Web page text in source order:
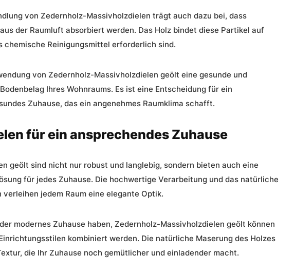
von Zedernholz-Massivholzdielen trägt auch dazu bei, dass
der Raumluft absorbiert werden. Das Holz bindet diese Partikel auf
chemische Reinigungsmittel erforderlich sind.
von Zedernholz-Massivholzdielen geölt eine gesunde und
Ihres Wohnraums. Es ist eine Entscheidung für ein
Zuhause, das ein angenehmes Raumklima schafft.
für ein ansprechendes Zuhause
geölt sind nicht nur robust und langlebig, sondern bieten auch eine
für jedes Zuhause. Die hochwertige Verarbeitung und das natürliche
jedem Raum eine elegante Optik.
modernes Zuhause haben, Zedernholz-Massivholzdielen geölt können
kombiniert werden. Die natürliche Maserung des Holzes
die Ihr Zuhause noch gemütlicher und einladender macht.